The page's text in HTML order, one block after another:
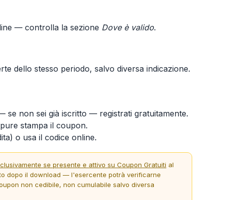
— controlla la sezione Dove è valido.
dello stesso periodo, salvo diversa indicazione.
se non sei già iscritto — registrati gratuitamente.
stampa il coupon.
o usa il codice online.
se presente e attivo su Coupon Gratuiti al
dopo il download — l'esercente potrà verificarne
non cedibile, non cumulabile salvo diversa